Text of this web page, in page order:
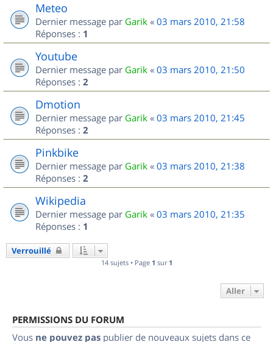
Meteo
Dernier message par Garik « 03 mars 2010, 21:58
Réponses : 1
Youtube
Dernier message par Garik « 03 mars 2010, 21:50
Réponses : 2
Dmotion
Dernier message par Garik « 03 mars 2010, 21:45
Réponses : 2
Pinkbike
Dernier message par Garik « 03 mars 2010, 21:38
Réponses : 2
Wikipedia
Dernier message par Garik « 03 mars 2010, 21:35
Réponses : 1
Verrouillé
14 sujets • Page 1 sur 1
Aller
PERMISSIONS DU FORUM
Vous ne pouvez pas publier de nouveaux sujets dans ce